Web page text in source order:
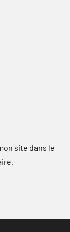
site dans le